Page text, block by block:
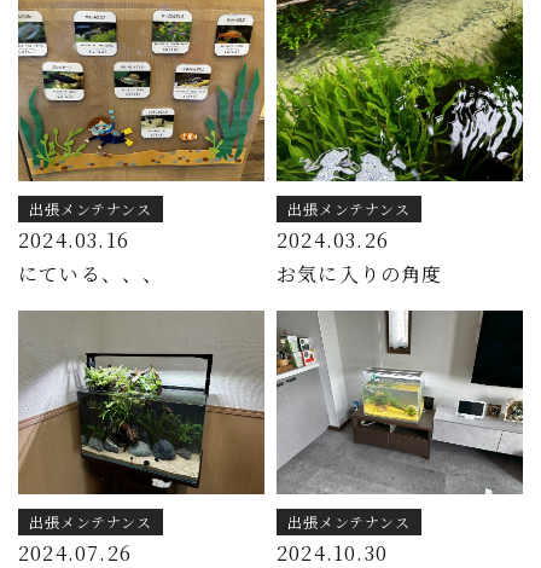
2024.03.16
出張メンテナンス
にている、、、
2024.03.26
出張メンテナンス
お気に入りの角度
2024.07.26
出張メンテナンス
2024.10.30
出張メンテナンス